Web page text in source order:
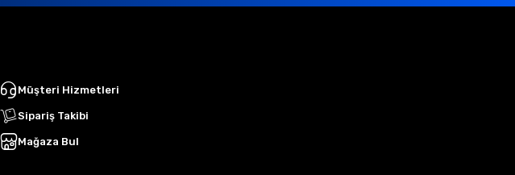
Müşteri Hizmetleri
Sipariş Takibi
Mağaza Bul